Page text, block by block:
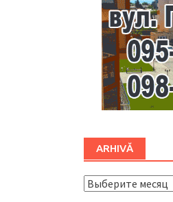
ARHIVĂ
ARHIVĂ